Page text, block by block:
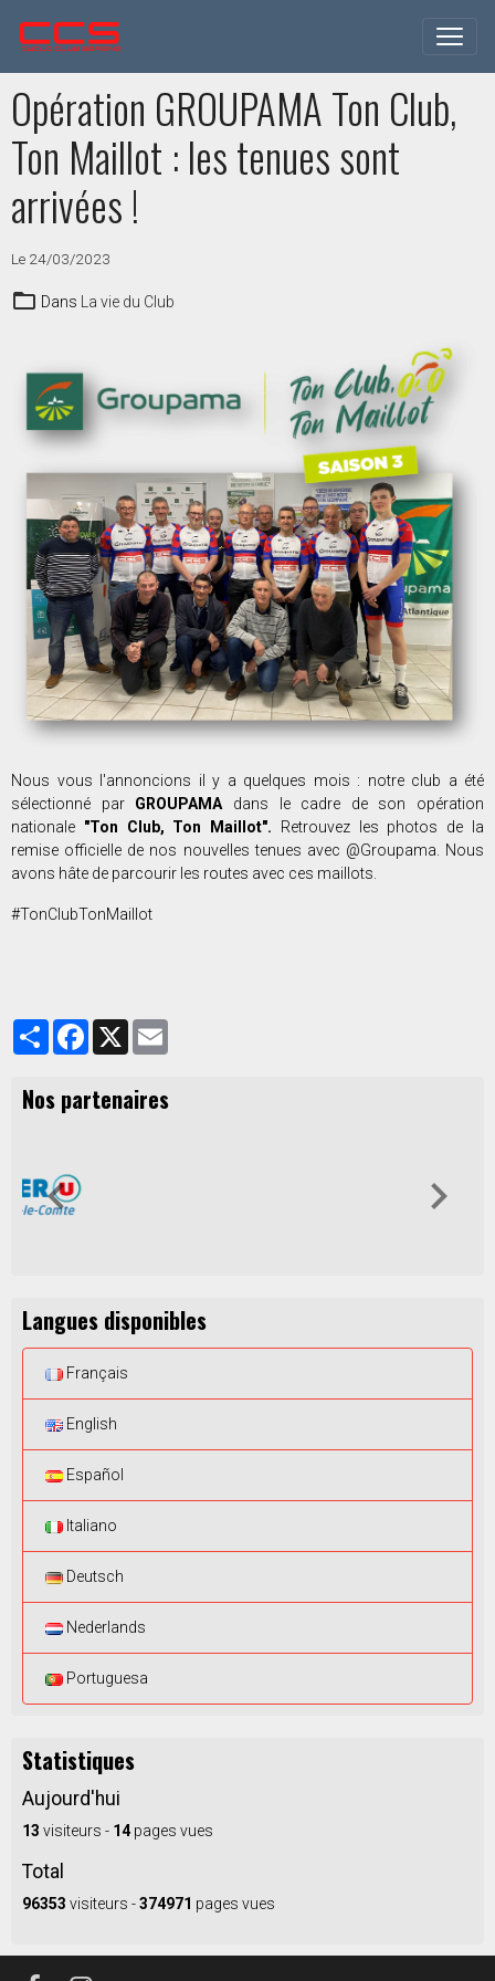
Opération GROUPAMA Ton Club,
Ton Maillot : les tenues sont
arrivées !
Le 24/03/2023
Dans La vie du Club
Nous vous l'annoncions il y a quelques mois : notre club a été
sélectionné par GROUPAMAdans le cadre de son opération
nationale "Ton Club, Ton Maillot". Retrouvez les photos de la
remise officielle de nos nouvelles tenues avec @Groupama. Nous
avons hâte de parcourir les routes avec ces maillots.
#TonClubTonMaillot
PartagerFacebook
X
Nos partenaires
Langues disponibles
Français
English
Español
Italiano
Deutsch
Nederlands
Portuguesa
Statistiques
Aujourd'hui
13 visiteurs - 14 pages vues
Total
96353 visiteurs -374971 pages vues